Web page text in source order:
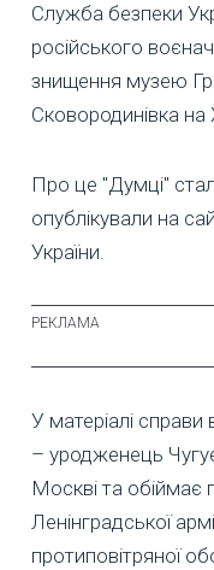
Служба безпеки
російського
знищення музею
Сковородинівка на
Про це "Думці"
опублікували на
України.
У матеріалі
– уродженець
Москві та обіймає
Ленінградської
протиповітряної